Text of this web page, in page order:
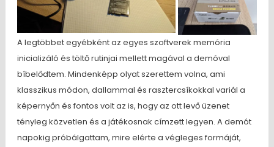
A legtöbbet egyébként az egyes szoftverek memória
inicializáló és töltő rutinjai mellett magával a demóval
bíbelődtem. Mindenképp olyat szerettem volna, ami
klasszikus módon, dallammal és rasztercsíkokkal variál a
képernyőn és fontos volt az is, hogy az ott levő üzenet
tényleg közvetlen és a játékosnak címzett legyen. A demót
napokig próbálgattam, mire elérte a végleges formáját,